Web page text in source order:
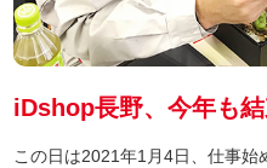
iDshop長野、今年も結
この日は2021年1月4日、仕事